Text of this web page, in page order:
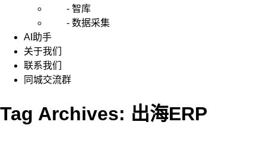
- 智库
- 数据采集
AI助手
关于我们
联系我们
同城交流群
Tag Archives: 出海ERP